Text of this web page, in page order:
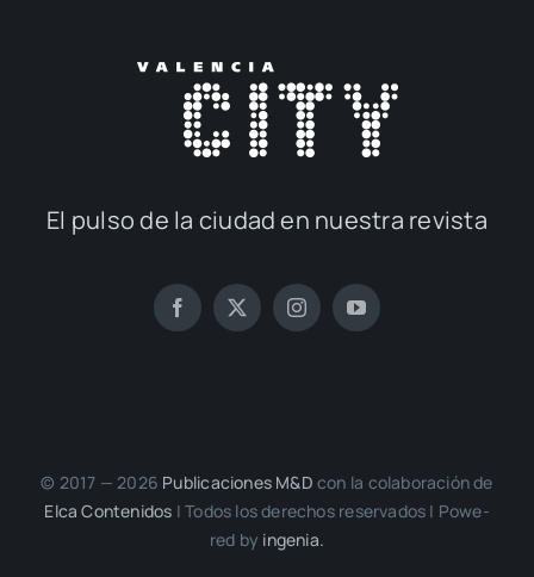
El pul­so de la ciu­dad en nues­tra revis­ta
© 2017 — 2026 Publi­ca­cio­nes M&D con la cola­bo­ra­ción de
Elca Con­te­ni­dos | Todos los dere­chos reser­va­dos | Powe­
red by inge­nia.